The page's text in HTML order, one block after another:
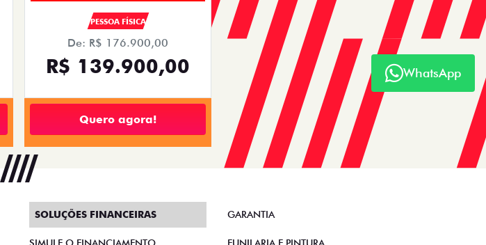
PESSOA FÍSICA
De: R$ 176.900,00
R$ 139.900,00
Quero agora!
WhatsApp
SOLUÇÕES FINANCEIRAS GARANTIA